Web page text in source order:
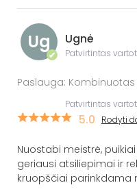
Ug
✔
Ugnė
Patvirtintas
Paslauga:
Patvirtintas
5.0 Rodyti
Nuostabi meistrė,
geriausi atsiliepimai ir
kruopščiai parinkdama